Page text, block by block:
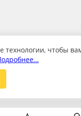
технологии, чтобы